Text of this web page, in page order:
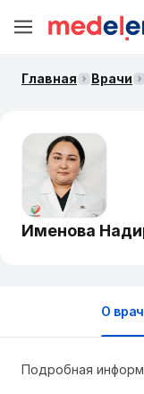
Главная Врачи
Именова
О
Подробная